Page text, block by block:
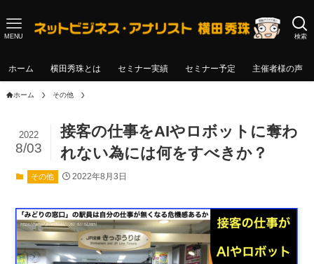
検索
MENU
ホーム 横田秀珠とは セミナー実績 セミナー予定 主催者様の声
ホーム その他
接客の仕事をAIやロボットに奪わ
れない為には何をすべきか？
2022
8/03
その他 2022年8月3日